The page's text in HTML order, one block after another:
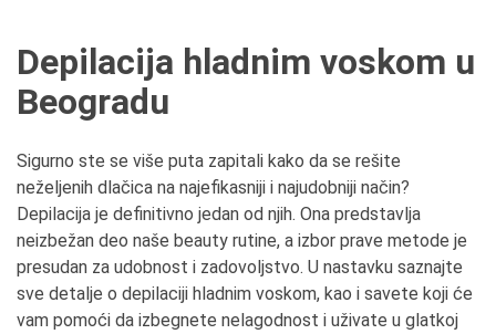
Depilacija hladnim voskom u
Beogradu
Sigurno ste se više puta zapitali kako da se rešite
neželjenih dlačica na najefikasniji i najudobniji način?
Depilacija je definitivno jedan od njih. Ona predstavlja
neizbežan deo naše beauty rutine, a izbor prave metode je
presudan za udobnost i zadovoljstvo. U nastavku saznajte
sve detalje o depilaciji hladnim voskom, kao i savete koji će
vam pomoći da izbegnete nelagodnost i uživate u glatkoj